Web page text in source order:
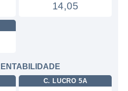
14,05
C. LUCRO 5A